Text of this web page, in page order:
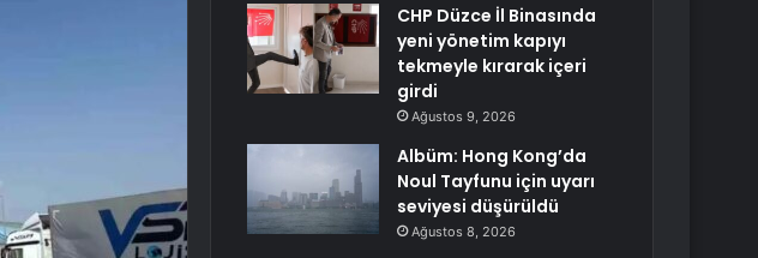
CHP Düzce İl Binasında
yeni yönetim kapıyı
tekmeyle kırarak içeri
girdi
Ağustos 9, 2026
Albüm: Hong Kong’da
Noul Tayfunu için uyarı
seviyesi düşürüldü
Ağustos 8, 2026